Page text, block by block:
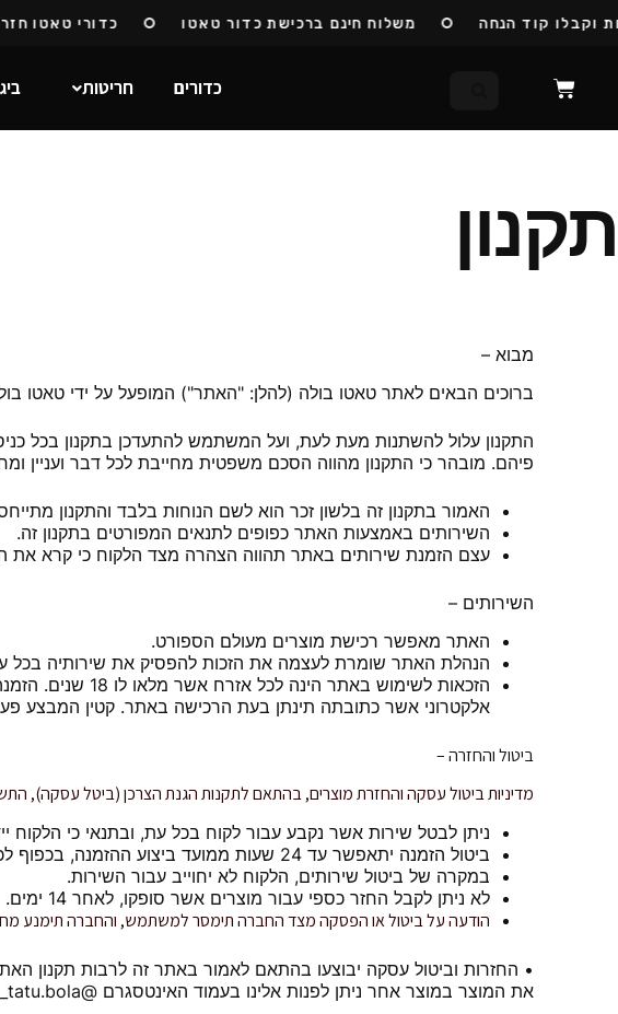
קוד הנחה משלוח חינם ברכישת כדור טאטו כדורי טאטו חזרו
כדורים חריטות
תקנון
מבוא –
ברוכים הבאים לאתר טאטו בולה (להלן: "האתר") המופעל על ידי טאטו
התקנון עלול להשתנות מעת לעת, ועל המשתמש להתעדכן בתקנון בכל
פיהם. מובהר כי התקנון מהווה הסכם משפטית מחייבת לכל דבר ועניין
האמור בתקנון זה בלשון זכר הוא לשם הנוחות בלבד והתקנון
השירותים באמצעות האתר כפופים לתנאים המפורטים בתקנון זה.
עצם הזמנת שירותים באתר תהווה הצהרה מצד הלקוח כי קרא את
השירותים –
האתר מאפשר רכישת מוצרים מעולם הספורט.
הנהלת האתר שומרת לעצמה את הזכות להפסיק את שירותיה בכל
הזכאות
אלקטרוני אשר כתובתה תינתן בעת הרכישה באתר. קטין המבצע
ביטול והחזרה –
מדיניות ביטול עסקה והחזרת מוצרים, בהתאם לתקנות הגנת הצרכן (ביטל עסקה), התשע"א-2010 וחוק הגנת הצרכן,
ניתן לבטל שירות אשר נקבע עבור לקוח בכל עת, ובתנאי כי הלקוח יידע את הנהלת
ביטול הזמנה יתאפשר עד 24 שעות ממועד ביצוע ההזמנה, בכפוף לכך כי ההזמנה לא יצאה לשילוח.
במקרה של ביטול שירותים, הלקוח לא יחוייב עבור השירות.
לא ניתן לקבל החזר כספי עבור מוצרים אשר סופקו, לאחר 14 ימים.
הודעה על ביטול או הפסקה מצד החברה תימסר למשתמש, והחברה תימנע
את המוצר במוצר אחר ניתן לפנות אלינו בעמוד האינטסגרם @tatu.bola_ או במספר 054-5654624 ולבצע את ההחזרה עד 14 יום מיום קבלת המוצרים.